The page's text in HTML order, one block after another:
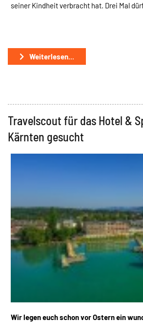
seiner Kindheit verbracht hat. Drei Mal
Weiterlesen...
Travelscout für das Hotel &
Kärnten gesucht
Wir legen euch schon vor Ostern ein